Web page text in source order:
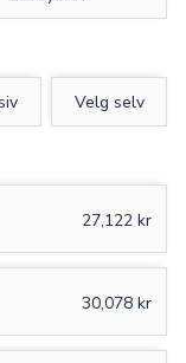
Velg selv
27,122 kr
30,078 kr